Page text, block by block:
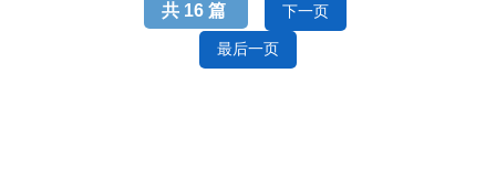
共 16 篇 下一页
最后一页